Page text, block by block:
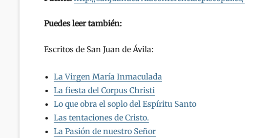
Puedes leer también:
Escritos de San Juan de Ávila:
La Virgen María Inmaculada
La fiesta del Corpus Christi
Lo que obra el soplo del Espíritu Santo
Las tentaciones de Cristo.
La Pasión de nuestro Señor